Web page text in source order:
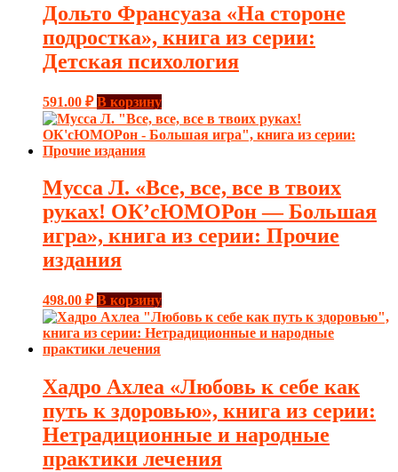
Дольто Франсуаза «На стороне
подростка», книга из серии:
Детская психология
591.00 ₽ В корзину
Мусса Л. «Все, все, все в твоих
руках! ОК’сЮМОРон — Большая
игра», книга из серии: Прочие
издания
498.00 ₽ В корзину
Хадро Ахлеа «Любовь к себе как
путь к здоровью», книга из серии:
Нетрадиционные и народные
практики лечения